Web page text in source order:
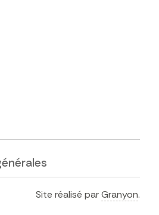
Site réalisé parGranyon.